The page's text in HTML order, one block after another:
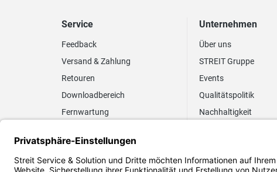
Service
Feedback
Versand & Zahlung
Retouren
Downloadbereich
Fernwartung
Elektronischer
Rechnungsversand
Unternehmen
Über uns
STREIT Gruppe
Events
Qualitätspolitik
Nachhaltigkeit